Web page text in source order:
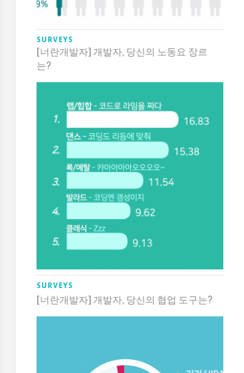
SURVEYS
[너란개발자] 개발자, 당신의 노동요 장르
는?
SURVEYS
[너란개발자] 개발자, 당신의 협업 도구는?